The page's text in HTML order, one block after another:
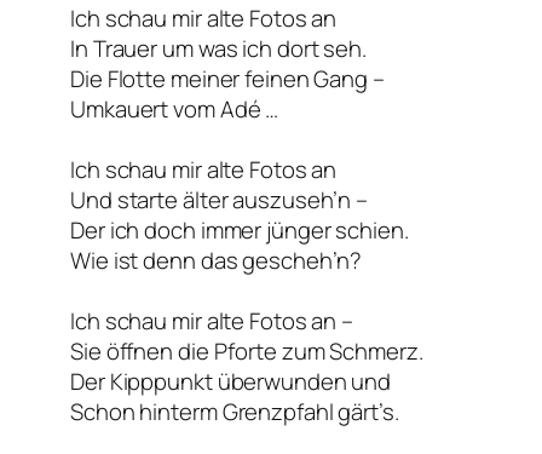
Ich schau mir alte Fotos an
In Trauer um was ich dort seh.
Die Flotte meiner feinen Gang –
Umkauert vom Adé …
Ich schau mir alte Fotos an
Und starte älter auszuseh’n –
Der ich doch immer jünger schien.
Wie ist denn das gescheh’n?
Ich schau mir alte Fotos an –
Sie öffnen die Pforte zum Schmerz.
Der Kipppunkt überwunden und
Schon hinterm Grenzpfahl gärt’s.